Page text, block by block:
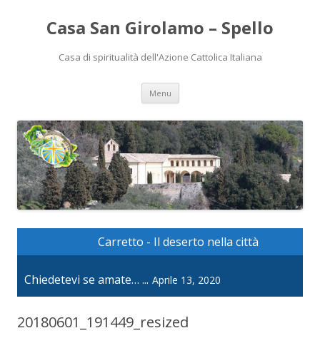
Casa San Girolamo – Spello
Casa di spiritualità dell'Azione Cattolica Italiana
Menu Vai
contenuto
Carretto - Il deserto nella città
Chiedetevi se amate… ... Aprile 13, 2020
20180601_191449_resized